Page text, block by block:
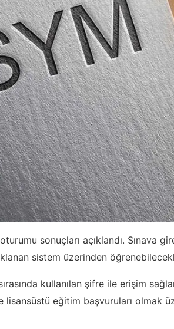
sonuçları açıklandı. Sınava
sistem üzerinden
kullanılan şifre ile erişim
lisansüstü eğitim başvuruları olmak